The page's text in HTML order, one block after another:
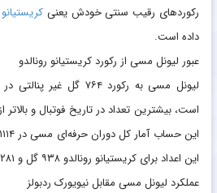
رکوردهای رقیب سنتی خودش یعنی
داده است.
عبور لیونل مسی از رکورد کریستیانو رونالدو
لیونل مسی به رکورد ۷۶۴
این اعداد برای کریستیانو رونالدو ۹۳۸ گل و ۱۲۸۱ مسابقه رسمی هستند.
عملکرد لیونل مسی مقابل نیویورک ردبولز